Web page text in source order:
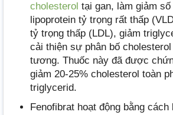
cholesterol tại gan, làm giảm
lipoprotein tỷ trọng rất thấp
tỷ trọng thấp (LDL), giảm
cải thiện sự phân bố
tương. Thuốc này đã được
giảm 20-25% cholesterol toàn
triglycerid.
Fenofibrat hoạt động bằng